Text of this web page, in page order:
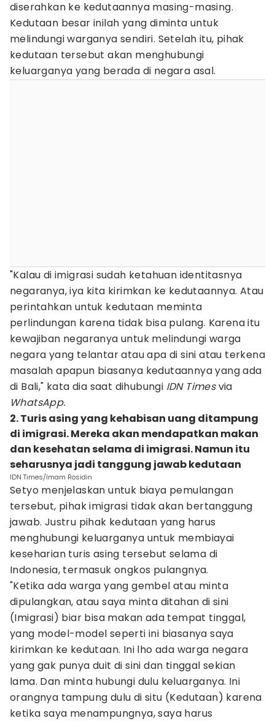
diserahkan ke kedutaannya masing-masing.
Kedutaan besar inilah yang diminta untuk
melindungi warganya sendiri. Setelah itu, pihak
kedutaan tersebut akan menghubungi
keluarganya yang berada di negara asal.
"Kalau di imigrasi sudah ketahuan identitasnya
negaranya, iya kita kirimkan ke kedutaannya. Atau
perintahkan untuk kedutaan meminta
perlindungan karena tidak bisa pulang. Karena itu
kewajiban negaranya untuk melindungi warga
negara yang telantar atau apa di sini atau terkena
masalah apapun biasanya kedutaannya yang ada
di Bali," kata dia saat dihubungi IDN Timesvia
WhatsApp.
2. Turis asing yang kehabisan uang ditampung
di imigrasi. Mereka akan mendapatkan makan
dan kesehatan selama di imigrasi. Namun itu
seharusnya jadi tanggung jawab kedutaan
IDN Times/Imam Rosidin
Setyo menjelaskan untuk biaya pemulangan
tersebut, pihak imigrasi tidak akan bertanggung
jawab. Justru pihak kedutaan yang harus
menghubungi keluarganya untuk membiayai
keseharian turis asing tersebut selama di
Indonesia, termasuk ongkos pulangnya.
"Ketika ada warga yang gembel atau minta
dipulangkan, atau saya minta ditahan di sini
(Imigrasi) biar bisa makan ada tempat tinggal,
yang model-model seperti ini biasanya saya
kirimkan ke kedutaan. Ini lho ada warga negara
yang gak punya duit di sini dan tinggal sekian
lama. Dan minta hubungi dulu keluarganya. Ini
orangnya tampung dulu di situ (Kedutaan) karena
ketika saya menampungnya, saya harus